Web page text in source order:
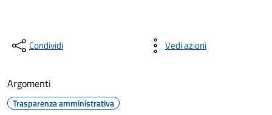
Condividi Vedi azioni
Argomenti
Trasparenza amministrativa